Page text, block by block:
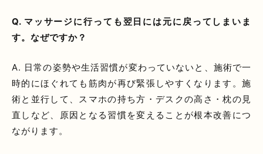
Q. マッサージに行っても翌日には元に戻ってしまいま
す。なぜですか？
A. 日常の姿勢や生活習慣が変わっていないと、施術で一
時的にほぐれても筋肉が再び緊張しやすくなります。施
術と並行して、スマホの持ち方・デスクの高さ・枕の見
直しなど、原因となる習慣を変えることが根本改善につ
ながります。